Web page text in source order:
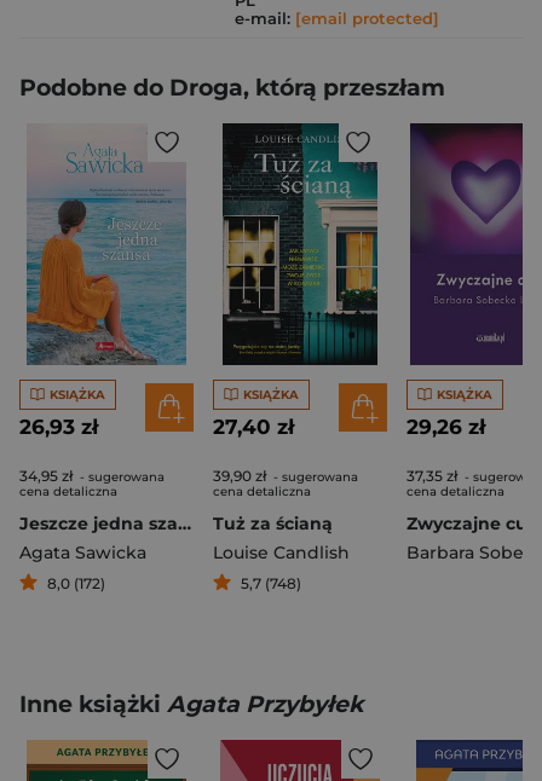
e-mail: [email protected]
Podobne do Droga, którą przeszłam
KSIĄŻKA
26,93 zł
34,95 zł - sugerowana
cena detaliczna
Jeszcze jedna szansa
Agata Sawicka
8,0 (172)
KSIĄŻKA
27,40 zł
39,90 zł - sugerowana
cena detaliczna
Tuż za ścianą
Louise Candlish
5,7 (748)
KSIĄŻKA
29,26 zł
37,35 zł -
cena detaliczna
Zwyczajne
Inne książki Agata Przybyłek